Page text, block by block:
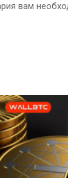
вам